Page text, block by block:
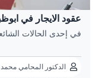
عقود الايجار في
في إحدى الحالات
الدكتور المحامي محمد